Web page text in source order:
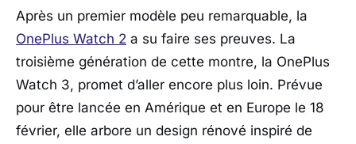
Après un premier modèle peu remarquable, la
OnePlus Watch 2 a su faire ses preuves. La
troisième génération de cette montre, la OnePlus
Watch 3, promet d’aller encore plus loin. Prévue
pour être lancée en Amérique et en Europe le 18
février, elle arbore un design rénové inspiré de